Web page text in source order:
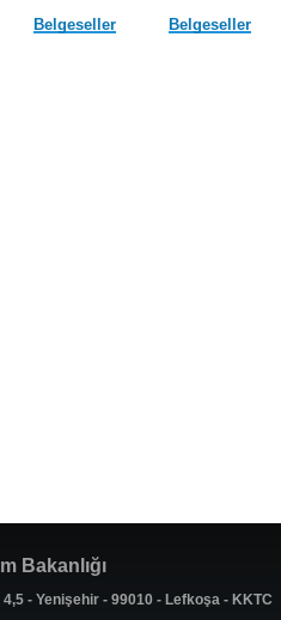
Belgeseller Belgeseller
Bakanlığı
- Yenişehir - 99010 - Lefkoşa - KKTC